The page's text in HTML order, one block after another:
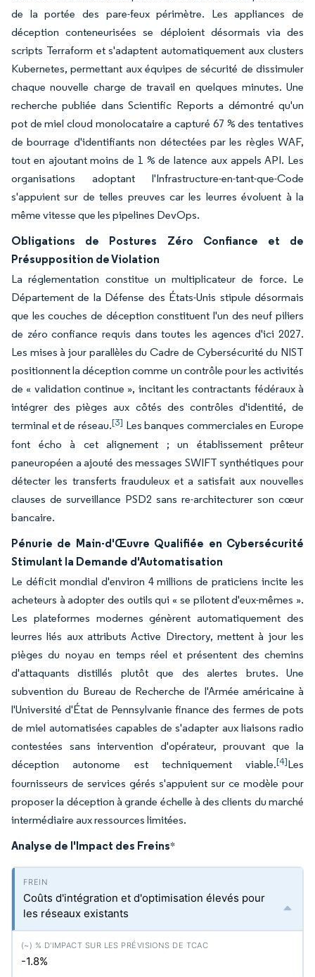
de la portée des pare-feux périmètre. Les appliances de
déception conteneurisées se déploient désormais via des
scripts Terraform et s'adaptent automatiquement aux clusters
Kubernetes, permettant aux équipes de sécurité de dissimuler
chaque nouvelle charge de travail en quelques minutes. Une
recherche publiée dans Scientific Reports a démontré qu'un
pot de miel cloud monolocataire a capturé 67 % des tentatives
de bourrage d'identifiants non détectées par les règles WAF,
tout en ajoutant moins de 1 % de latence aux appels API. Les
organisations adoptant l'Infrastructure-en-tant-que-Code
s'appuient sur de telles preuves car les leurres évoluent à la
même vitesse que les pipelines DevOps.
Obligations de Postures Zéro Confiance et de
Présupposition de Violation
La réglementation constitue un multiplicateur de force. Le
Département de la Défense des États-Unis stipule désormais
que les couches de déception constituent l'un des neuf piliers
de zéro confiance requis dans toutes les agences d'ici 2027.
Les mises à jour parallèles du Cadre de Cybersécurité du NIST
positionnent la déception comme un contrôle pour les activités
de « validation continue », incitant les contractants fédéraux à
intégrer des pièges aux côtés des contrôles d'identité, de
terminal et de réseau.[3] Les banques commerciales en Europe
font écho à cet alignement ; un établissement prêteur
paneuropéen a ajouté des messages SWIFT synthétiques pour
détecter les transferts frauduleux et a satisfait aux nouvelles
clauses de surveillance PSD2 sans re-architecturer son cœur
bancaire.
Pénurie de Main-d'Œuvre Qualifiée en Cybersécurité
Stimulant la Demande d'Automatisation
Le déficit mondial d'environ 4 millions de praticiens incite les
acheteurs à adopter des outils qui « se pilotent d'eux-mêmes ».
Les plateformes modernes génèrent automatiquement des
leurres liés aux attributs Active Directory, mettent à jour les
pièges du noyau en temps réel et présentent des chemins
d'attaquants distillés plutôt que des alertes brutes. Une
subvention du Bureau de Recherche de l'Armée américaine à
l'Université d'État de Pennsylvanie finance des fermes de pots
de miel automatisées capables de s'adapter aux liaisons radio
contestées sans intervention d'opérateur, prouvant que la
déception autonome est techniquement viable.[4]Les
fournisseurs de services gérés s'appuient sur ce modèle pour
proposer la déception à grande échelle à des clients du marché
intermédiaire aux ressources limitées.
Analyse de l'Impact des Freins*
Coûts d'intégration et d'optimisation élevés pour
les réseaux existants
-1.8%